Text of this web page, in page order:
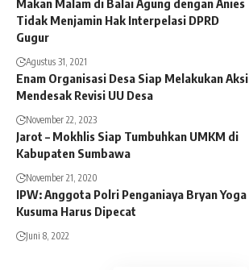
Makan Malam di Balai Agung dengan Anies
Tidak Menjamin Hak Interpelasi DPRD
Gugur
Agustus 31, 2021
Enam Organisasi Desa Siap Melakukan Aksi
Mendesak Revisi UU Desa
November 22, 2023
Jarot – Mokhlis Siap Tumbuhkan UMKM di
Kabupaten Sumbawa
November 21, 2020
IPW: Anggota Polri Penganiaya Bryan Yoga
Kusuma Harus Dipecat
Juni 8, 2022